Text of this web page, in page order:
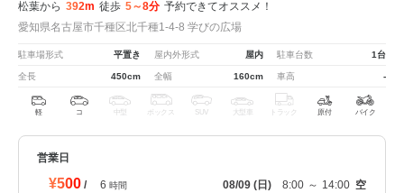
松葉から 392m 徒歩 5～8分 予約できてオススメ！
愛知県名古屋市千種区北千種1-4-8 学びの広場
駐車場形式 平置き 屋内外形式 屋内 駐車台数 1台
全長 450cm 全幅 160cm 車高 -
軽 コ 中型 ボックス SUV 大型車 トラック 原付 バイク
営業日
¥500 / 6 時間 08/09 (日) 8:00 ～ 14:00 空